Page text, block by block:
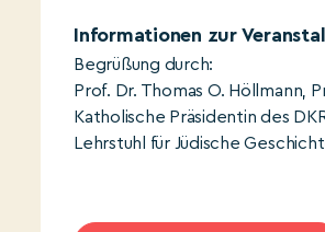
Informationen zur
Begrüßung durch:
Prof. Dr. Thomas O. Höllmann,
Katholische Präsidentin des
Lehrstuhl für Jüdische